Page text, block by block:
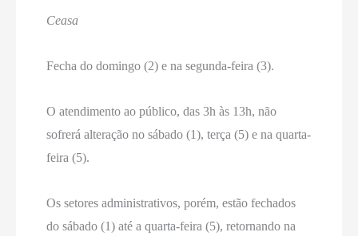
Ceasa
Fecha do domingo (2) e na segunda-feira (3).
O atendimento ao público, das 3h às 13h, não
sofrerá alteração no sábado (1), terça (5) e na quarta-
feira (5).
Os setores administrativos, porém, estão fechados
do sábado (1) até a quarta-feira (5), retornando na